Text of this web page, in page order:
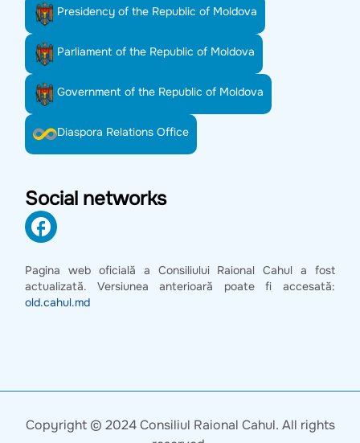
Presidency of the Republic of Moldova
Parliament of the Republic of Moldova
Government of the Republic of Moldova
Diaspora Relations Office
Social networks
Pagina web oficială a Consiliului Raional Cahul a fost
actualizată. Versiunea anterioară poate fi accesată:
old.cahul.md
Copyright © 2024 Consiliul Raional Cahul. All rights